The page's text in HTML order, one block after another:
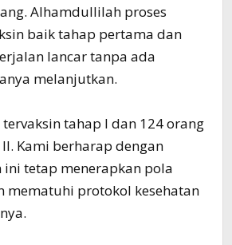
Alhamdullilah proses
baik tahap pertama dan
lancar tanpa ada
melanjutkan.
tahap I dan 124 orang
Kami berharap dengan
ini tetap menerapkan pola
mematuhi protokol kesehatan